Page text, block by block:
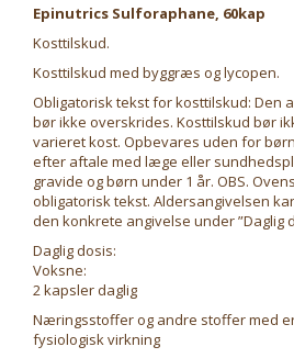
Epinutrics Sulforaphane, 60kap
Kosttilskud.
Kosttilskud med byggræs og lycopen.
Obligatorisk tekst for kosttilskud: Den
bør ikke overskrides. Kosttilskud bør
varieret kost. Opbevares uden for
efter aftale med læge eller
gravide og børn under 1 år. OBS.
obligatorisk tekst. Aldersangivelsen
den konkrete angivelse under ”Daglig
Daglig dosis:
Voksne:
2 kapsler daglig
Næringsstoffer og andre stoffer med
fysiologisk virkning